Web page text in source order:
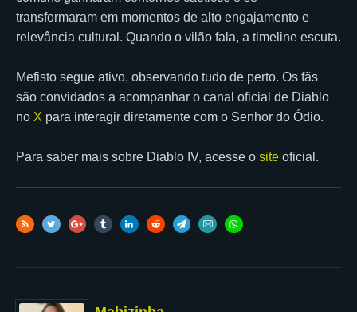
transformaram em momentos de alto engajamento e
relevância cultural. Quando o vilão fala, a timeline escuta.
Mefisto segue ativo, observando tudo de perto. Os fãs
são convidados a acompanhar o canal oficial de Diablo
no X para interagir diretamente com o Senhor do Ódio.
Para saber mais sobre Diablo IV, acesse o site oficial.